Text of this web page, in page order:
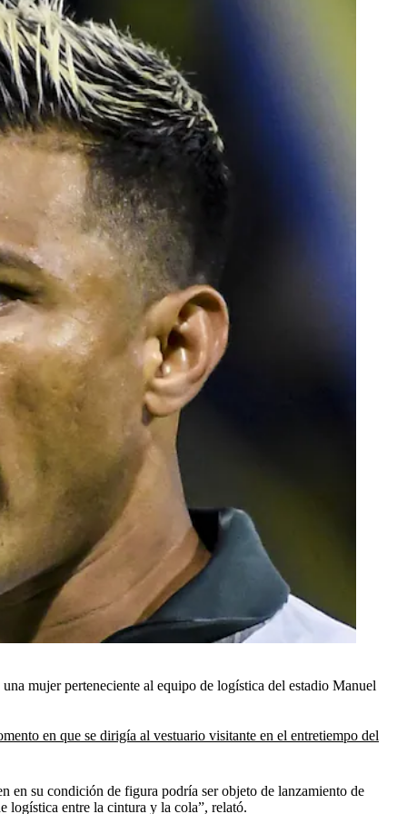
mujer perteneciente al equipo de logística del estadio Manuel
en que se dirigía al vestuario visitante en el entretiempo del
su condición de figura podría ser objeto de lanzamiento de
logística entre la cintura y la cola”, relató.